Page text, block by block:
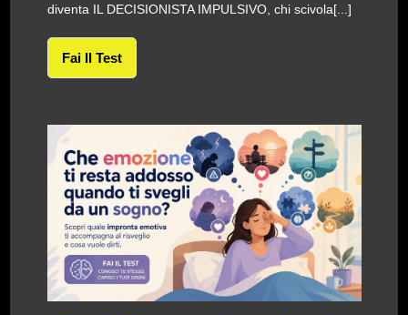
diventa IL DECISIONISTA IMPULSIVO, chi scivola[...]
Fai Il Test